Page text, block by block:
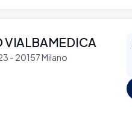
VIALBAMEDICA
- 20157 Milano